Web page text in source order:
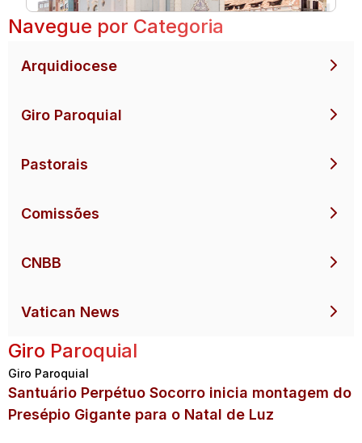
Navegue por Categoria
Arquidiocese
Giro Paroquial
Pastorais
Comissões
CNBB
Vatican News
Giro Paroquial
Giro Paroquial
Santuário Perpétuo Socorro inicia montagem do
Presépio Gigante para o Natal de Luz